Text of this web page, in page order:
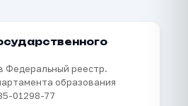
Федеральный реестр.
образования
01298-77